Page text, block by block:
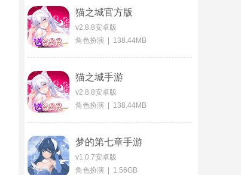
猫之城官方版
v2.8.8安卓版
角色扮演 | 138.44MB
猫之城手游
v2.8.8安卓版
角色扮演 | 138.44MB
梦的第七章手游
v1.0.7安卓版
角色扮演 | 1.56GB